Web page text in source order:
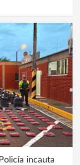
incauta